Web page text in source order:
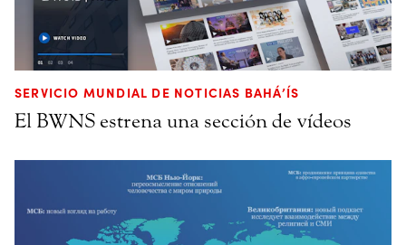
SERVICIO MUNDIAL DE NOTICIAS BAHÁ’ÍS
El BWNS estrena una sección de vídeos